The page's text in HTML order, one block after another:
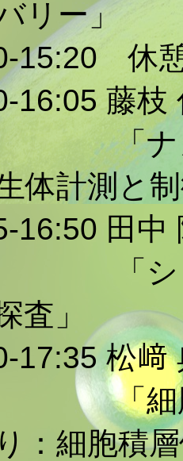
リー」
15:20 休
16:05 藤
ノ薄膜
体計測と
16:50
ビレエ
査」
17:35 松
胞微小
：細胞積